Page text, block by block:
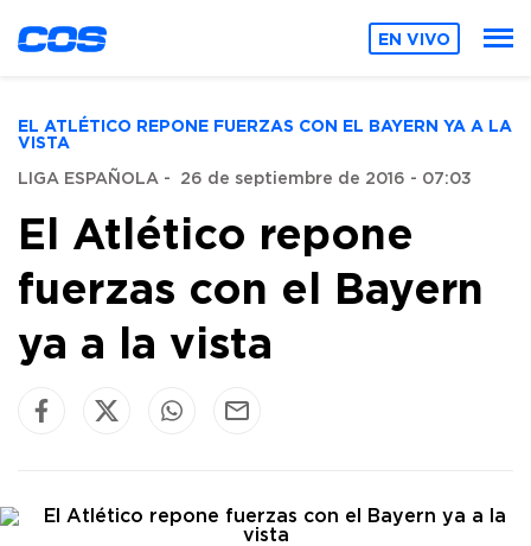
EN VIVO
EL ATLÉTICO REPONE FUERZAS CON EL BAYERN YA A LA
VISTA
LIGA ESPAÑOLA - 26 de septiembre de 2016 - 07:03
El Atlético repone
fuerzas con el Bayern
ya a la vista